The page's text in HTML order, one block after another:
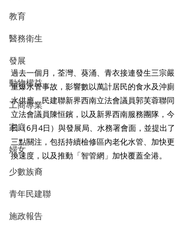
教育
醫務衛生
發展
動物權益
工商專業
家庭
婦女
少數族裔
青年民建聯
施政報告
過去一個月，荃灣、葵涌、青衣接連發生三宗嚴
重爆水管事故，影響數以萬計居民的食水及沖廁
水供應。民建聯新界西南立法會議員郭芙蓉聯同
立法會議員陳恒鑌，以及新界西南服務團隊，今
日（6月4日）與發展局、水務署會面，並提出了
三點關注，包括持續檢修區內老化水管、加快更
換速度，以及推動「智管網」加快覆蓋全港。